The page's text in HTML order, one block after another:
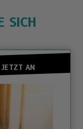
SICH
JETZT AN